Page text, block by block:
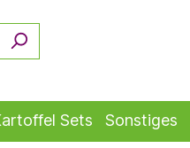
Sets Sonstiges